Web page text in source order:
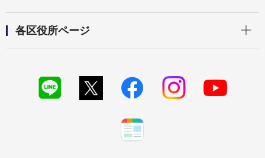
各区役所ページ